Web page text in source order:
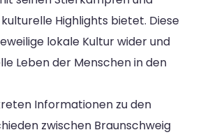
Highlights bietet. Diese
lokale Kultur wider und
Leben der Menschen in den
Informationen zu den
zwischen Braunschweig